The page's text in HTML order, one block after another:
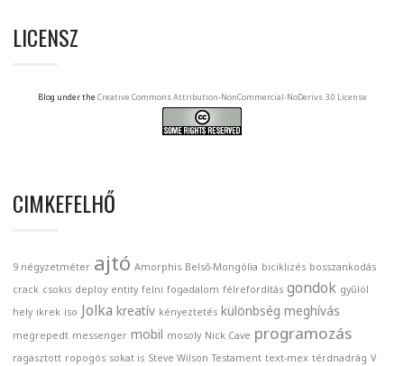
LICENSZ
Blog under the Creative Commons Attribution-NonCommercial-NoDerivs 3.0 License
CIMKEFELHŐ
9 négyzetméter ajtó Amorphis Belső-Mongólia biciklizés bosszankodás
crack csokis deploy entity felni fogadalom félrefordítás gondok gyűlöl
hely ikrek iso Jolka kreatív kényeztetés különbség meghívás
megrepedt messenger mobil mosoly Nick Cave programozás
ragasztott ropogós sokat is Steve Wilson Testament text-mex térdnadrág V